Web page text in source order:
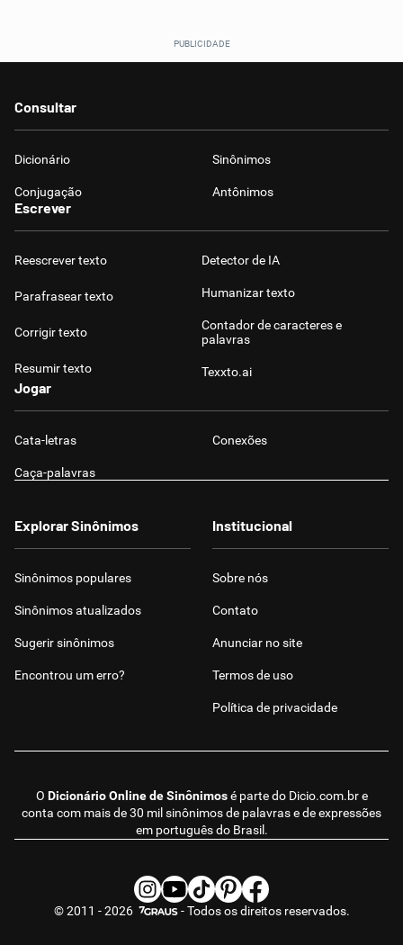
Consultar
Dicionário Sinônimos
Conjugação Antônimos
Escrever
Reescrever texto
Parafrasear texto
Corrigir texto
Resumir texto
Detector de IA
Humanizar texto
Contador de caracteres e
palavras
Texxto.ai
Jogar
Cata-letras Conexões
Caça-palavras
O Dicionário Online de Sinônimosé parte do Dicio.com.bre
conta com mais de 30 mil sinônimos de palavras e de expressões
em português do Brasil.
Explorar Sinônimos
Sinônimos populares
Sinônimos atualizados
Sugerir sinônimos
Encontrou um erro?
Institucional
Sobre nós
Contato
Anunciar no site
Termos de uso
Política de privacidade
© 2011 - 2026 - Todos os direitos reservados.